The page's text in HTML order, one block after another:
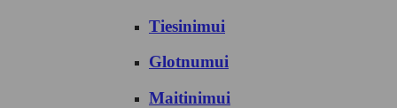
Tiesinimui
Glotnumui
Maitinimui